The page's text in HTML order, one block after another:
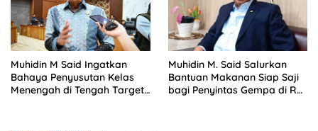
Muhidin M Said Ingatkan
Bahaya Penyusutan Kelas
Menengah di Tengah Target
Muhidin M. Said Salurkan
Bantuan Makanan Siap Saji
bagi Penyintas Gempa di RS